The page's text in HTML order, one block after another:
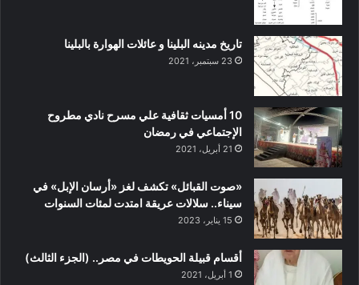
تاريخ مدينه البلينا و عائلات الهوارة بالبلينا
23 سبتمبر، 2021
10 أمسيات ثقافية علي مسرح نادي مطروح
الإجتماعي في رمضان
21 أبريل، 2021
«صوت القبائل» تكشف لغز «أرسان الإبل» في
سيناء.. سلالات عريقة امتدت لمئات السنوات
15 يناير، 2023
أقسام قبيلة الحويطات في مصر.. (الجزء الثالث)
1 أبريل، 2021